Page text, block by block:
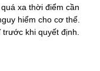
xa thời điểm cần
hiểm cho cơ thể.
khi quyết định.